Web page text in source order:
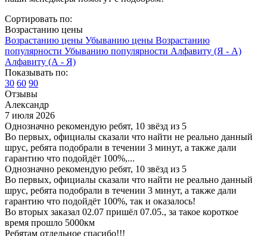
Сортировать по:
Возрастанию цены
Возрастанию цены Убыванию цены Возрастанию
популярности Убыванию популярности Алфавиту (Я - А)
Алфавиту (А - Я)
Показывать по:
30 60 90
Отзывы
Александр
7 июля 2026
Однозначно рекомендую ребят, 10 звёзд из 5
Во первых, официалы сказали что найти не реально данный
шрус, ребята подобрали в течении 3 минут, а также дали
гарантию что подойдёт 100%,...
Однозначно рекомендую ребят, 10 звёзд из 5
Во первых, официалы сказали что найти не реально данный
шрус, ребята подобрали в течении 3 минут, а также дали
гарантию что подойдёт 100%, так и оказалось!
Во вторых заказал 02.07 пришёл 07.05., за такое короткое
время прошло 5000км
Ребятам отдельное спасибо!!!